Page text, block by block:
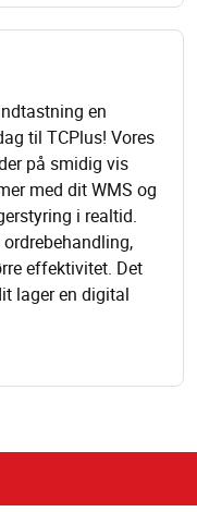
en
til TCPlus! Vores
på smidig vis
med dit WMS og
i realtid.
effektivitet. Det
lager en digital